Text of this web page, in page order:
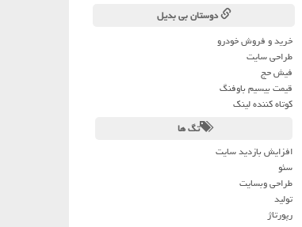
دوستان بی بدیل
خرید و فروش خودرو
طراحی سایت
فیش حج
قیمت بیسیم باوفنگ
کوتاه کننده لینک
تگ ها
افزایش بازدید سایت
سئو
طراحی وبسایت
تولید
رپورتاژ